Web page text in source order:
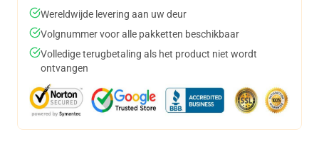
Wereldwijde levering aan uw deur
Volgnummer voor alle pakketten beschikbaar
Volledige terugbetaling als het product niet wordt
ontvangen